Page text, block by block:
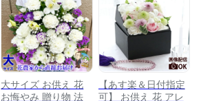
事 法要 洋花 仏
花 新盆 お彼岸
アレンジメントフラ
ワー 花束 【今旬
お供えフラワーアレ
ンジメント5,000
円】
法事 一周忌 三回忌
命日 お花 即日発送
供養 花 四十九日 法
要 ペット 枕花 贈り
物 寒中見舞い 喪中
見舞い お盆 お彼岸
大サイズ お供え 花
お悔やみ 贈り物 法
【あす楽＆日付指定
可】 お供え 花 アレ